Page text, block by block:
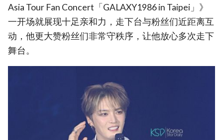
Asia Tour Fan Concert「GALAXY1986 in Taipei」》
一开场就展现十足亲和力，走下台与粉丝们近距离互
动，他更大赞粉丝们非常守秩序，让他放心多次走下
舞台。